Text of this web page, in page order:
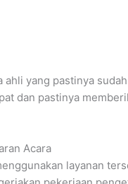
yang pastinya
dan pastinya
Acara
layanan